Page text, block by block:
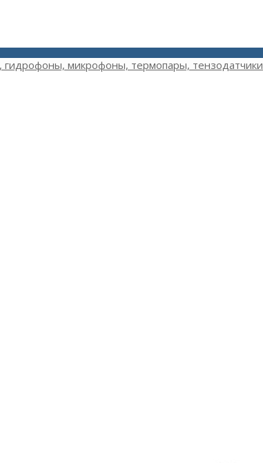
гидрофоны, микрофоны, термопары, тензодатчики